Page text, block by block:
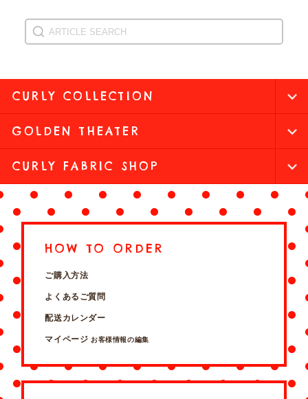
CURLY COLLECTION
GOLDEN THEATER
CURLY FABRIC SHOP
HOW TO ORDER
ご購入方法
よくあるご質問
配送カレンダー
マイページ お客様情報の編集